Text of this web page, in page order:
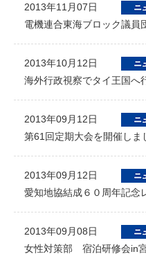
2013年11月07日
電機連合東海ブロック議員
2013年10月12日
海外行政視察でタイ王国へ
2013年09月12日
第61回定期大会を開催しま
2013年09月12日
愛知地協結成６０周年記念
2013年09月08日
女性対策部 宿泊研修会in